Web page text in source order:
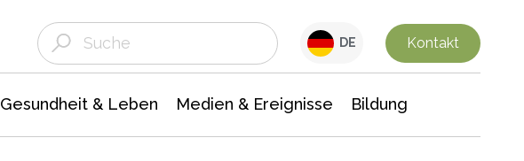
DE Kontakt
Gesundheit & Leben Medien & Ereignisse Bildung